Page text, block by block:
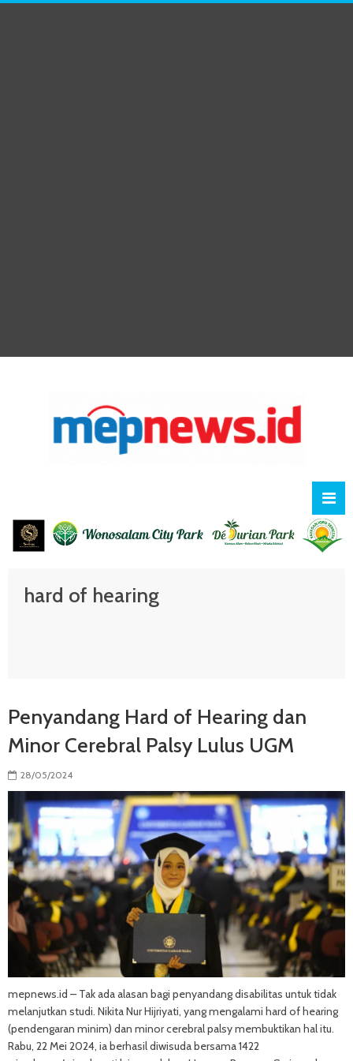
hard of hearing
Penyandang Hard of Hearing dan
Minor Cerebral Palsy Lulus UGM
28/05/2024
mepnews.id – Tak ada alasan bagi penyandang disabilitas untuk tidak
melanjutkan studi. Nikita Nur Hijriyati, yang mengalami hard of hearing
(pendengaran minim) dan minor cerebral palsy membuktikan hal itu.
Rabu, 22 Mei 2024, ia berhasil diwisuda bersama 1422